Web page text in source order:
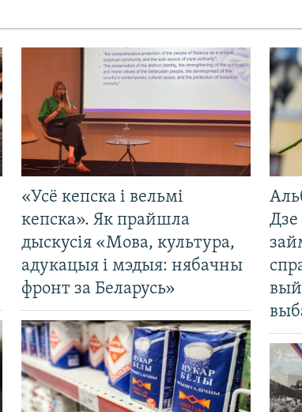
«Усё кепска і вельмі
кепска». Як прайшла
дыскусія «Мова, культура,
адукацыя і мэдыя: нябачны
фронт за Беларусь»